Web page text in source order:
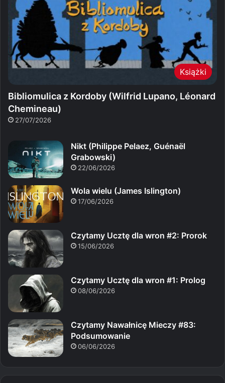
Książki
Bibliomulica z Kordoby (Wilfrid Lupano, Léonard
Chemineau)
27/07/2026
Nikt (Philippe Pelaez, Guénaël
Grabowski)
22/06/2026
Wola wielu (James Islington)
17/06/2026
Czytamy Ucztę dla wron #2: Prorok
15/06/2026
Czytamy Ucztę dla wron #1: Prolog
08/06/2026
Czytamy Nawałnicę Mieczy #83:
Podsumowanie
06/06/2026